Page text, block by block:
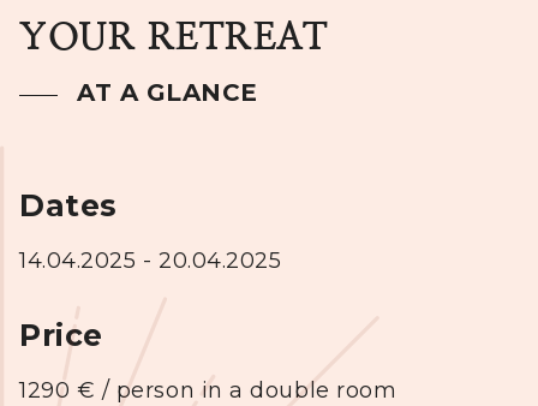
YOUR RETREAT
AT A GLANCE
Dates
14.04.2025 - 20.04.2025
Price
1290 € / person in a double room